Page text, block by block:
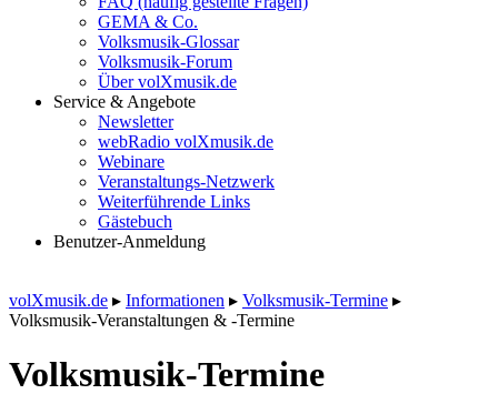
GEMA & Co.
Volksmusik-Glossar
Volksmusik-Forum
Über volXmusik.de
Service & Angebote
Newsletter
webRadio volXmusik.de
Webinare
Veranstaltungs-Netzwerk
Weiterführende Links
Gästebuch
Benutzer-Anmeldung
volXmusik.de ▸ Informationen ▸ Volksmusik-Termine ▸
Volksmusik-Veranstaltungen & -Termine
Volksmusik-Termine